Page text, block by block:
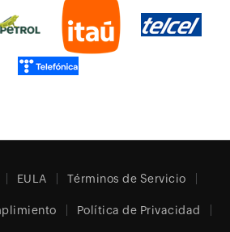
EULA Términos de Servicio
Política de Privacidad